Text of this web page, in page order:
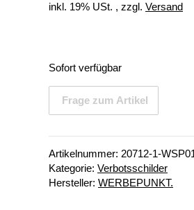
inkl. 19% USt. , zzgl. Versand
Sofort verfügbar
Frage zum Artikel
Artikelnummer: 20712-1-
Kategorie: Verbotsschilder
Hersteller: WERBEPUNKT.